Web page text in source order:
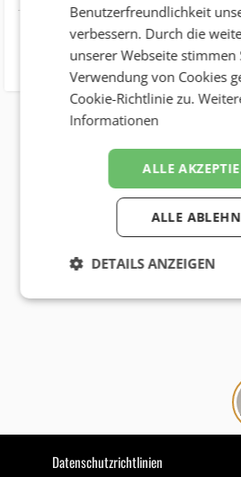
Datenschutzrichtlinien
Benutzerfreundlichkeit
verbessern. Durch die
unserer Webseite stimmen
Verwendung von Cookies
Cookie-Richtlinie zu.
Informationen
ALLE
ALLE
DETAILS ANZEIGEN